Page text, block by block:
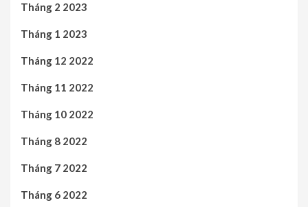
Tháng 2 2023
Tháng 1 2023
Tháng 12 2022
Tháng 11 2022
Tháng 10 2022
Tháng 8 2022
Tháng 7 2022
Tháng 6 2022